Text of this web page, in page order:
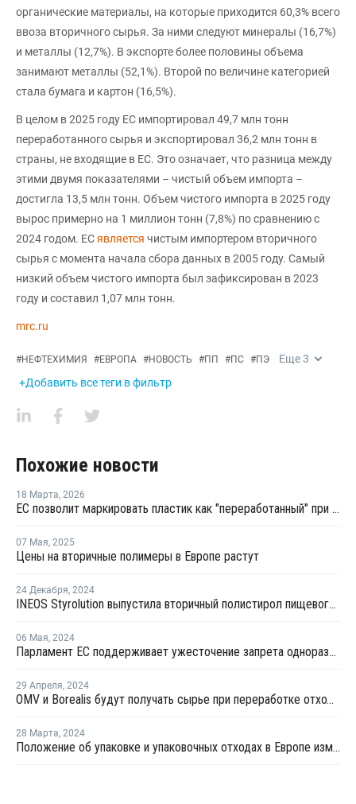
органические материалы, на которые приходится 60,3% всего
ввоза вторичного сырья. За ними следуют минералы (16,7%)
и металлы (12,7%). В экспорте более половины объема
занимают металлы (52,1%). Второй по величине категорией
стала бумага и картон (16,5%).
В целом в 2025 году ЕС импортировал 49,7 млн тонн
переработанного сырья и экспортировал 36,2 млн тонн в
страны, не входящие в ЕС. Это означает, что разница между
этими двумя показателями – чистый объем импорта –
достигла 13,5 млн тонн. Объем чистого импорта в 2025 году
вырос примерно на 1 миллион тонн (7,8%) по сравнению с
2024 годом. ЕСявляется чистым импортером вторичного
сырья с момента начала сбора данных в 2005 году. Самый
низкий объем чистого импорта был зафиксирован в 2023
году и составил 1,07 млн тонн.
mrc.ru
#НЕФТЕХИМИЯ #ЕВРОПА #НОВОСТЬ #ПП #ПС #ПЭ Еще3
+Добавить все теги в фильтр
Похожие новости
18 Марта, 2026
ЕС позволит маркировать пластик как "переработанный" при 2,5% содержании вторичного материала
07 Мая, 2025
Цены на вторичные полимеры в Европе растут
24 Декабря, 2024
INEOS Styrolution выпустила вторичный полистирол пищевого качества
06 Мая, 2024
Парламент ЕС поддерживает ужесточение запрета одноразовой пластиковой упаковки
29 Апреля, 2024
OMV и Borealis будут получать сырье при переработке отходов
28 Марта, 2024
Положение об упаковке и упаковочных отходах в Европе изменит упаковочный сектор